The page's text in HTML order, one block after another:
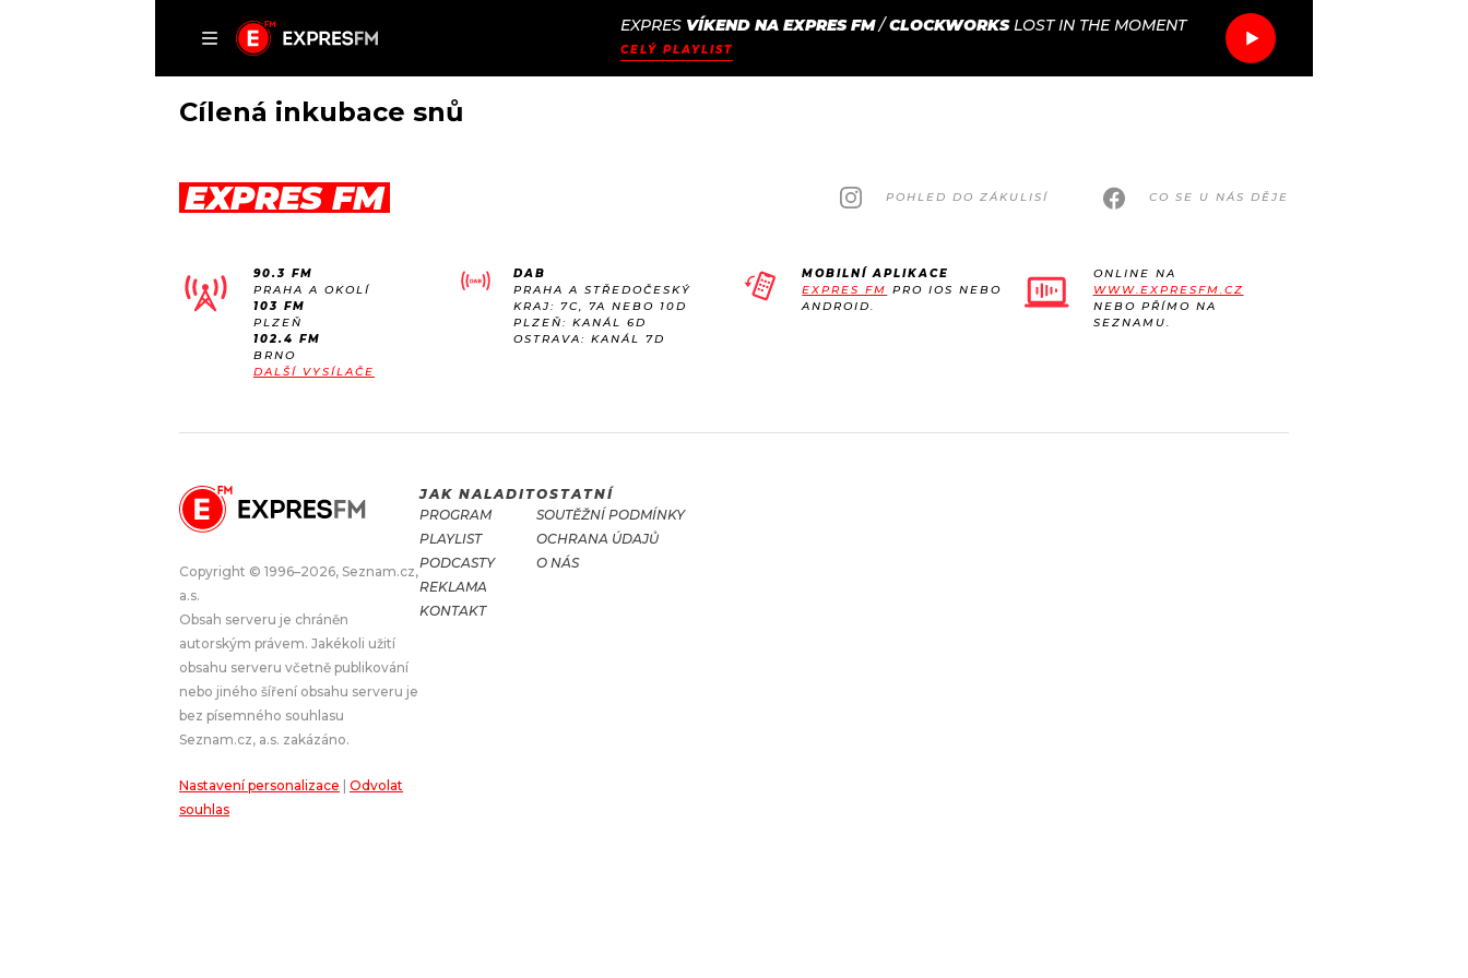
NALADIT
EXPRES VÍKEND NA EXPRES FM/CLOCKWORKS LOST IN THE MOMENT
CELÝ PLAYLIST
DOMŮ
AKTUÁLNĚ
ROZHOVORY
#NEBUDUDOMA
PODCASTY
JAK NALADIT
RÁDIO
APLIKACE
PROGRAM
PLAYLIST
JAK NALADIT
SOUTĚŽE
Cílená inkubace snů
EXPRES FM POHLED DO ZÁKULISÍ CO SE U NÁS DĚJE
90.3 FM
PRAHA A OKOLÍ
103 FM
PLZEŇ
102.4 FM
BRNO
DALŠÍ VYSÍLAČE
DAB
PRAHA A STŘEDOČESKÝ
KRAJ: 7C, 7A NEBO 10D
PLZEŇ: KANÁL 6D
OSTRAVA: KANÁL 7D
MOBILNÍ APLIKACE
EXPRES FM PRO IOS NEBO
ANDROID.
ONLINE NA
WWW.EXPRESFM.CZ
NEBO PŘÍMO NA
SEZNAMU.
Copyright © 1996–2026, Seznam.cz,
a.s.
Obsah serveru je chráněn
autorským právem. Jakékoli užití
obsahu serveru včetně publikování
nebo jiného šíření obsahu serveru je
bez písemného souhlasu
Seznam.cz, a.s. zakázáno.
Nastavení personalizace
Odvolat
souhlas
JAK NALADIT
PROGRAM
PLAYLIST
PODCASTY
REKLAMA
KONTAKT
OSTATNÍ
SOUTĚŽNÍ PODMÍNKY
OCHRANA ÚDAJŮ
O NÁS